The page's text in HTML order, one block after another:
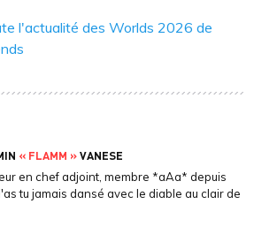
l'actualité des Worlds 2026 de
« FLAMM »VANESE
en chef adjoint, membre *aAa* depuis
tu jamais dansé avec le diable au clair de